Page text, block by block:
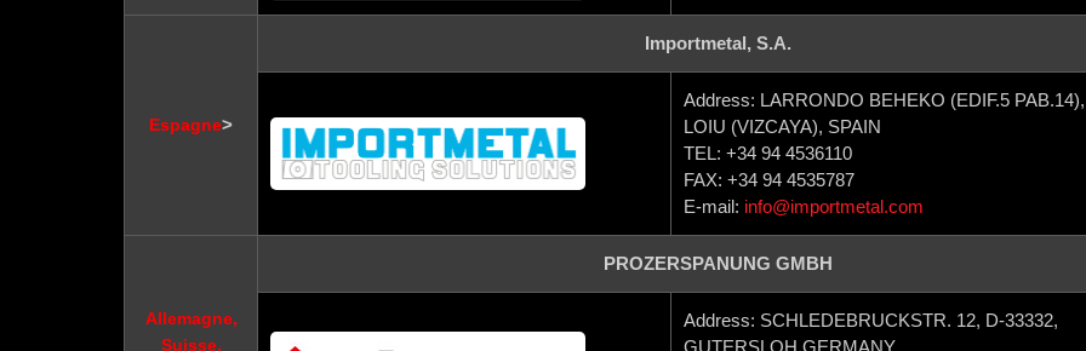
Espagne>
Importmetal, S.A.
Address: LARRONDO BEHEKO (EDIF.5
LOIU (VIZCAYA), SPAIN
TEL: +34 94 4536110
FAX: +34 94 4535787
E-mail: info@importmetal.com
Allemagne,
Suisse,
PROZERSPANUNG GMBH
Address: SCHLEDEBRUCKSTR. 12, D-33332,